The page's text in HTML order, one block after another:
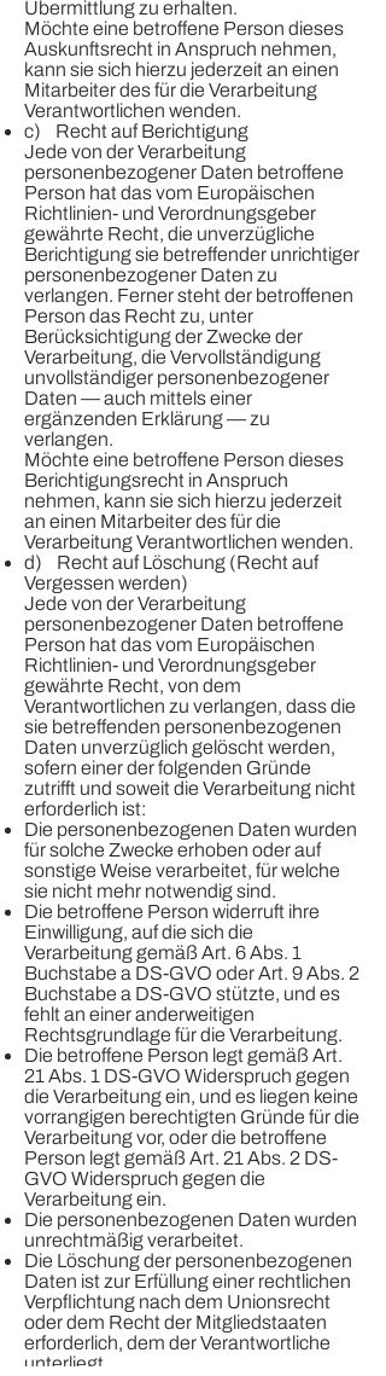
Übermittlung zu erhalten.
Möchte eine betroffene Person dieses
Auskunftsrecht in Anspruch nehmen,
kann sie sich hierzu jederzeit an einen
Mitarbeiter des für die Verarbeitung
Verantwortlichen wenden.
c) Recht auf Berichtigung
Jede von der Verarbeitung
personenbezogener Daten betroffene
Person hat das vom Europäischen
Richtlinien- und Verordnungsgeber
gewährte Recht, die unverzügliche
Berichtigung sie betreffender unrichtiger
personenbezogener Daten zu
verlangen. Ferner steht der betroffenen
Person das Recht zu, unter
Berücksichtigung der Zwecke der
Verarbeitung, die Vervollständigung
unvollständiger personenbezogener
Daten — auch mittels einer
ergänzenden Erklärung — zu
verlangen.
Möchte eine betroffene Person dieses
Berichtigungsrecht in Anspruch
nehmen, kann sie sich hierzu jederzeit
an einen Mitarbeiter des für die
Verarbeitung Verantwortlichen wenden.
d) Recht auf Löschung (Recht auf
Vergessen werden)
Jede von der Verarbeitung
personenbezogener Daten betroffene
Person hat das vom Europäischen
Richtlinien- und Verordnungsgeber
gewährte Recht, von dem
Verantwortlichen zu verlangen, dass die
sie betreffenden personenbezogenen
Daten unverzüglich gelöscht werden,
sofern einer der folgenden Gründe
zutrifft und soweit die Verarbeitung nicht
erforderlich ist:
Die personenbezogenen Daten wurden
für solche Zwecke erhoben oder auf
sonstige Weise verarbeitet, für welche
sie nicht mehr notwendig sind.
Die betroffene Person widerruft ihre
Einwilligung, auf die sich die
Verarbeitung gemäß Art. 6 Abs. 1
Buchstabe a DS-GVO oder Art. 9 Abs. 2
Buchstabe a DS-GVO stützte, und es
fehlt an einer anderweitigen
Rechtsgrundlage für die Verarbeitung.
Die betroffene Person legt gemäß Art.
21 Abs. 1 DS-GVO Widerspruch gegen
die Verarbeitung ein, und es liegen keine
vorrangigen berechtigten Gründe für die
Verarbeitung vor, oder die betroffene
Person legt gemäß Art. 21 Abs. 2 DS-
GVO Widerspruch gegen die
Verarbeitung ein.
Die personenbezogenen Daten wurden
unrechtmäßig verarbeitet.
Die Löschung der personenbezogenen
Daten ist zur Erfüllung einer rechtlichen
Verpflichtung nach dem Unionsrecht
oder dem Recht der Mitgliedstaaten
erforderlich, dem der Verantwortliche
unterliegt.